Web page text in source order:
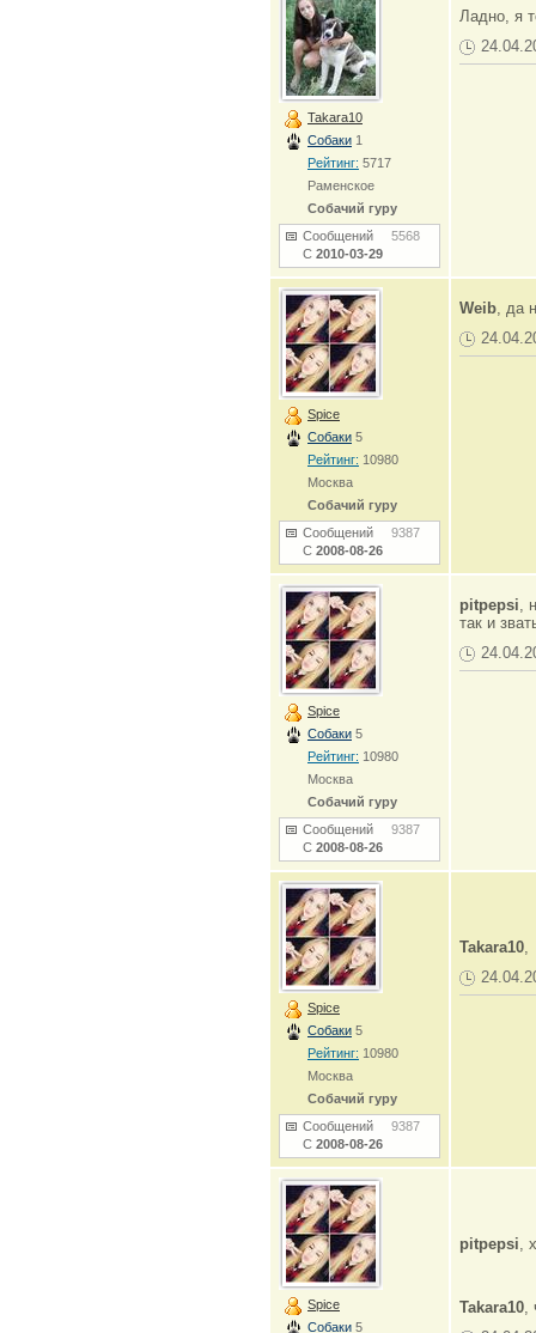
Takara10
Собаки 1
Рейтинг: 5717
Раменское
Собачий гуру
Сообщений 5568
С 2010-03-29
Ладно, я
Spice
Собаки 5
Рейтинг: 10980
Москва
Собачий гуру
Сообщений 9387
С 2008-08-26
Weib, да
Spice
Собаки 5
Рейтинг: 10980
Москва
Собачий гуру
Сообщений 9387
С 2008-08-26
pitpepsi,
так и
Spice
Собаки 5
Рейтинг: 10980
Москва
Собачий гуру
Сообщений 9387
С 2008-08-26
Takara10,
Spice
Собаки 5
pitpepsi,
Takara10,